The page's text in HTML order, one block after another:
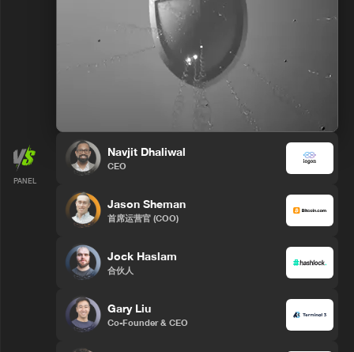
PANEL
Navjit Dhaliwal
CEO
Jason Sheman
首席运营官 (COO)
Jock Haslam
合伙人
Gary Liu
Co-Founder & CEO